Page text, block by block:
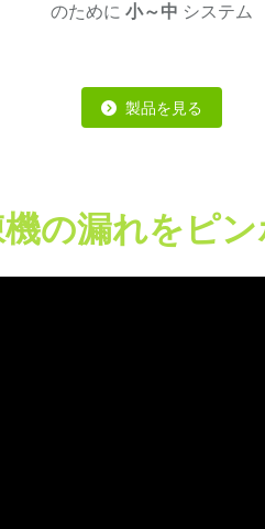
のために 小～中 システム
製品を見る
の漏れをピ